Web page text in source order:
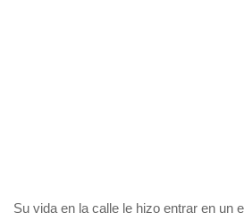
Su vida en la calle le hizo entrar en un